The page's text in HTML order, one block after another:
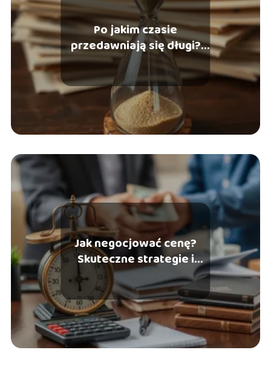
Po jakim czasie
przedawniają się długi?
Wszystko, co musisz
wiedzieć
Jak negocjować cenę?
Skuteczne strategie i
techniki negocjacyjne